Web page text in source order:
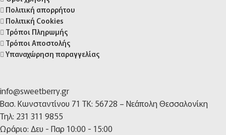
Πολιτική απορρήτου
Πολιτική Cookies
Τρόποι Πληρωμής
Τρόποι Αποστολής
Υπαναχώρηση παραγγελίας
info@sweetberry.gr
Βασ. Κωνσταντίνου 71 TK: 56728 – Νεάπολη Θεσσαλονίκη
Τηλ: 231 311 9855
Ωράριο: Δευ - Παρ 10:00 - 15:00